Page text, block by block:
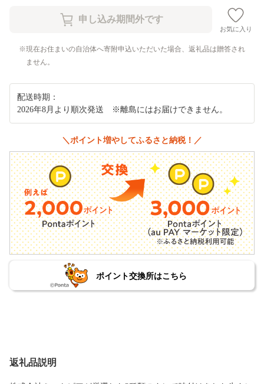
お気に入り
現在お住まいの自治体へ寄附申込いただいた場合、返礼品は贈答され
ません。
配送時期：
2026年8月より順次発送 ※離島にはお届けできません。
＼ポイント増やしてふるさと納税！／
ポイント交換所はこちら
返礼品説明